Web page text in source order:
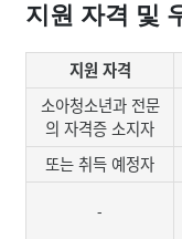
지원 자격 및
지원 자격
소아청소년과 전문
의 자격증 소지자
또는 취득 예정자
-